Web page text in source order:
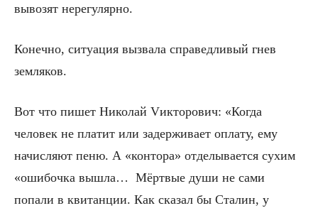
вывозят нерегулярно.
Конечно, ситуация вызвала справедливый гнев
земляков.
Вот что пишет Николай Vикторович: «Когда
человек не платит или задерживает оплату, ему
начисляют пеню. А «контора» отделывается сухим
«ошибочка вышла… Мёртвые души не сами
попали в квитанции. Как сказал бы Сталин, у